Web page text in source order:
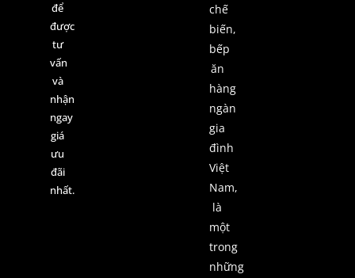
để
được
tư
vấn
và
nhận
ngay
giá
ưu
đãi
nhất.
chế
biến,
bếp
ăn
hàng
ngàn
gia
đình
Việt
Nam,
là
một
trong
những